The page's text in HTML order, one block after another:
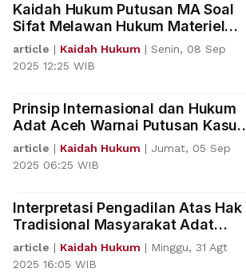
Kaidah Hukum Putusan MA Soal
Sifat Melawan Hukum Materiel
dalam Fungsi Negatif
article | Kaidah Hukum | Senin, 08 Sep
2025 12:25 WIB
Prinsip Internasional dan Hukum
Adat Aceh Warnai Putusan Kasus
Penyelundupan Rohingya
article | Kaidah Hukum | Jumat, 05 Sep
2025 06:25 WIB
Interpretasi Pengadilan Atas Hak
Tradisional Masyarakat Adat
Timor Tengah Selatan
article | Kaidah Hukum | Minggu, 31 Agt
2025 16:05 WIB